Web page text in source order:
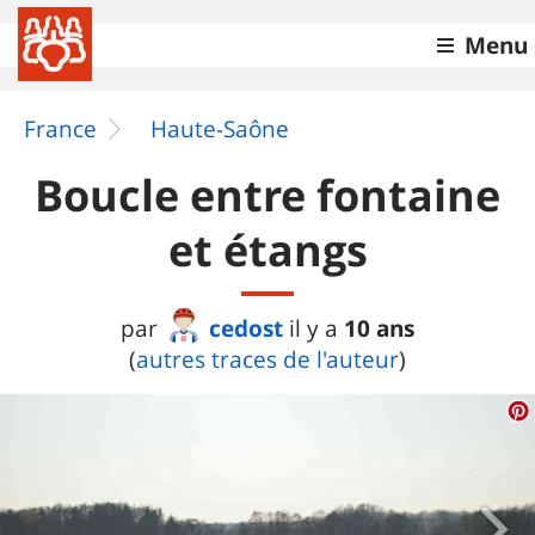
Menu
France Haute-Saône
Boucle entre fontaine
et étangs
par cedost il y a 10 ans
(autres traces de l'auteur)